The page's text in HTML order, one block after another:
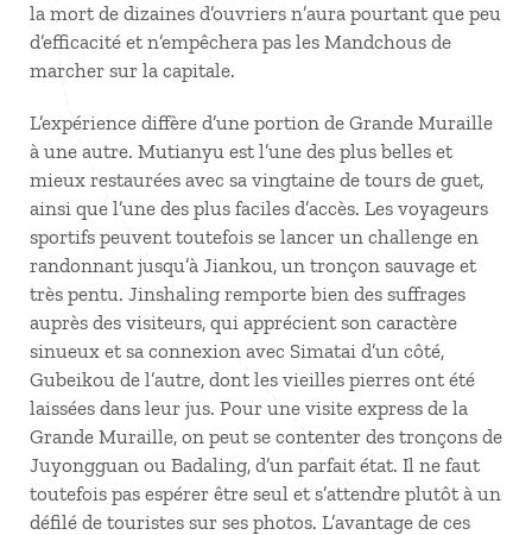
la mort de dizaines d’ouvriers n’aura pourtant que peu
d’efficacité et n’empêchera pas les Mandchous de
marcher sur la capitale.
L’expérience diffère d’une portion de Grande Muraille
à une autre. Mutianyu est l’une des plus belles et
mieux restaurées avec sa vingtaine de tours de guet,
ainsi que l’une des plus faciles d’accès. Les voyageurs
sportifs peuvent toutefois se lancer un challenge en
randonnant jusqu’à Jiankou, un tronçon sauvage et
très pentu. Jinshaling remporte bien des suffrages
auprès des visiteurs, qui apprécient son caractère
sinueux et sa connexion avec Simatai d’un côté,
Gubeikou de l’autre, dont les vieilles pierres ont été
laissées dans leur jus. Pour une visite express de la
Grande Muraille, on peut se contenter des tronçons de
Juyongguan ou Badaling, d’un parfait état. Il ne faut
toutefois pas espérer être seul et s’attendre plutôt à un
défilé de touristes sur ses photos. L’avantage de ces